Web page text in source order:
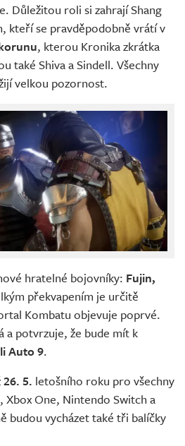
Důležitou roli si zahrají Shang
kteří se pravděpodobně vrátí v
, kterou Kronika zkrátka
také Shiva a Sindell. Všechny
velkou pozornost.
hratelné bojovníky: Fujin,
překvapením je určitě
Kombatu objevuje poprvé.
a potvrzuje, že bude mít k
Auto 9.
26. 5. letošního roku pro všechny
Xbox One, Nintendo Switch a
budou vycházet také tři balíčky